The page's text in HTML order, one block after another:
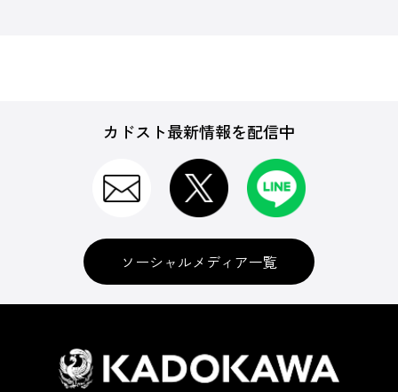
カドスト最新情報を配信中
ソーシャルメディア一覧